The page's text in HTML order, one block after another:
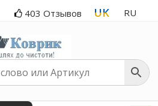
403 Отзывов UK RU